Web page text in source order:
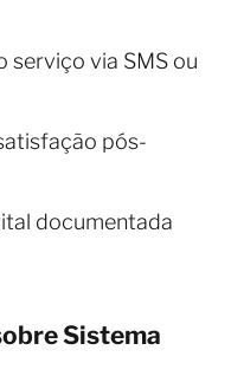
serviço via SMS ou
pós-
documentada
Sistema